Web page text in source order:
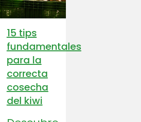
15 tips
fundamentales
para la
correcta
cosecha
del kiwi